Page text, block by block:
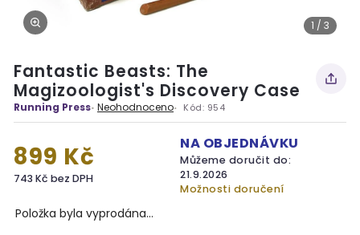
1 / 3
Fantastic Beasts: The
Magizoologist's Discovery Case
Running Press Neohodnoceno Kód: 954
899 Kč
743 Kč bez DPH
NA OBJEDNÁVKU
Můžeme doručit do:
21.9.2026
Možnosti doručení
Položka byla vyprodána…